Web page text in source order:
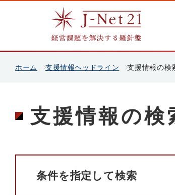
ホーム 支援情報ヘッドライン 支援情報の検
支援情報の検
条件を指定して検索